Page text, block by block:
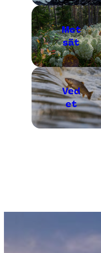
Met
sät
Ved
et